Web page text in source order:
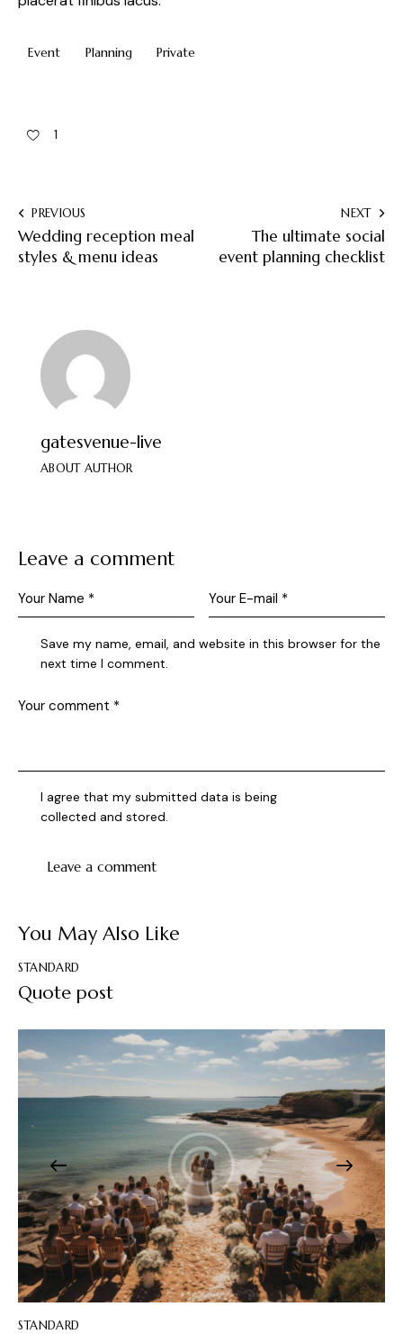
Event Planning Private
1
PREVIOUS
Wedding reception meal
styles & menu ideas
NEXT
The ultimate social
event planning checklist
gatesvenue-live
ABOUT AUTHOR
Leave a comment
Save my name, email, and website in this browser for the
next time I comment.
I agree that my submitted data is being
collected and stored.
You May Also Like
STANDARD
Quote post
STANDARD